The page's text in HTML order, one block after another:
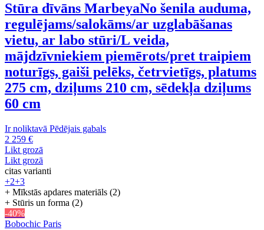
Stūra dīvāns MarbeyaNo šenila auduma,
regulējams/salokāms/ar uzglabāšanas
vietu, ar labo stūri/L veida,
mājdzīvniekiem piemērots/pret traipiem
noturīgs, gaiši pelēks, četrvietīgs, platums
275 cm, dziļums 210 cm, sēdekļa dziļums
60 cm
Ir noliktavā Pēdējais gabals
2 259 €
Likt grozā
Likt grozā
citas varianti
+2+3
+ Mīkstās apdares materiāls (2)
+ Stūris un forma (2)
-40%
Bobochic Paris